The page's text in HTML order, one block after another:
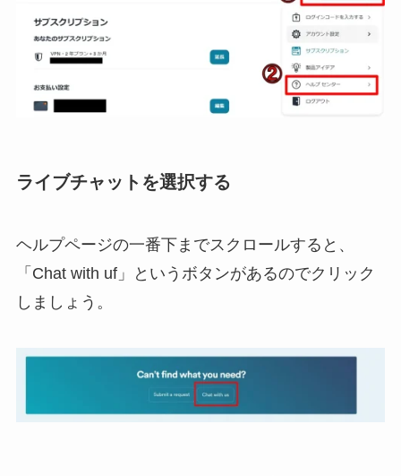
ライブチャットを選択する
ヘルプページの一番下までスクロールすると、
「Chat with uf」というボタンがあるのでクリック
しましょう。